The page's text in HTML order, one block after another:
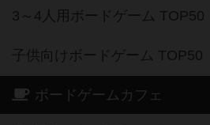
3～4人用ボードゲーム TOP50
子供向けボードゲーム TOP50
ボードゲームカフェ